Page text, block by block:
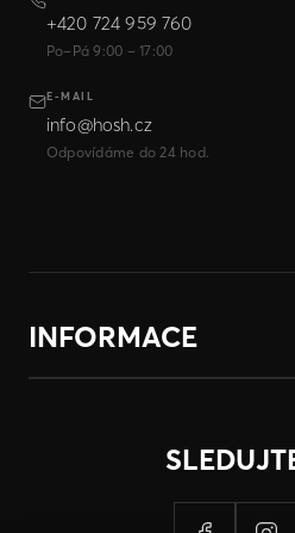
+420 724 959 760
Po–Pá 9:00 – 17:00
E-MAIL
info@hosh.cz
Odpovídáme do 24 hod.
INFORMACE